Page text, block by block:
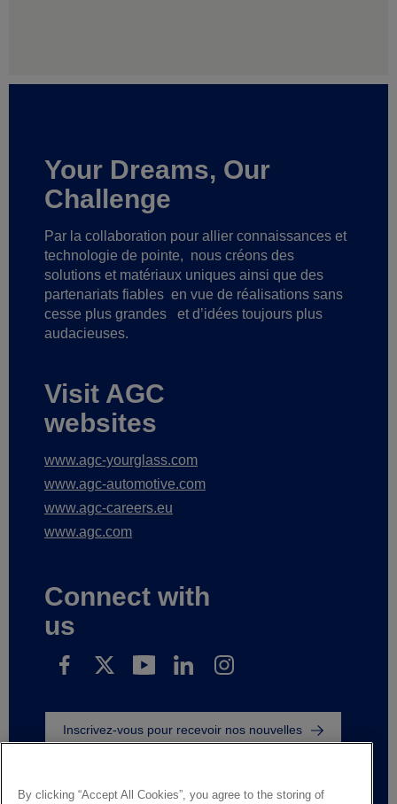
Your Dreams, Our
Challenge
Par la collaboration pour allier connaissances et
technologie de pointe, nous créons des
solutions et matériaux uniques ainsi que des
partenariats fiables en vue de réalisations sans
cesse plus grandes
et d’idées toujours plus
audacieuses.
Visit AGC
websites
www.agc-yourglass.com
www.agc-automotive.com
www.agc-careers.eu
www.agc.com
Connect with
us
Legal Notice Privacy notice
Inscrivez-vous pour recevoir nos nouvelles
By clicking “Accept All Cookies”, you agree to the storing of